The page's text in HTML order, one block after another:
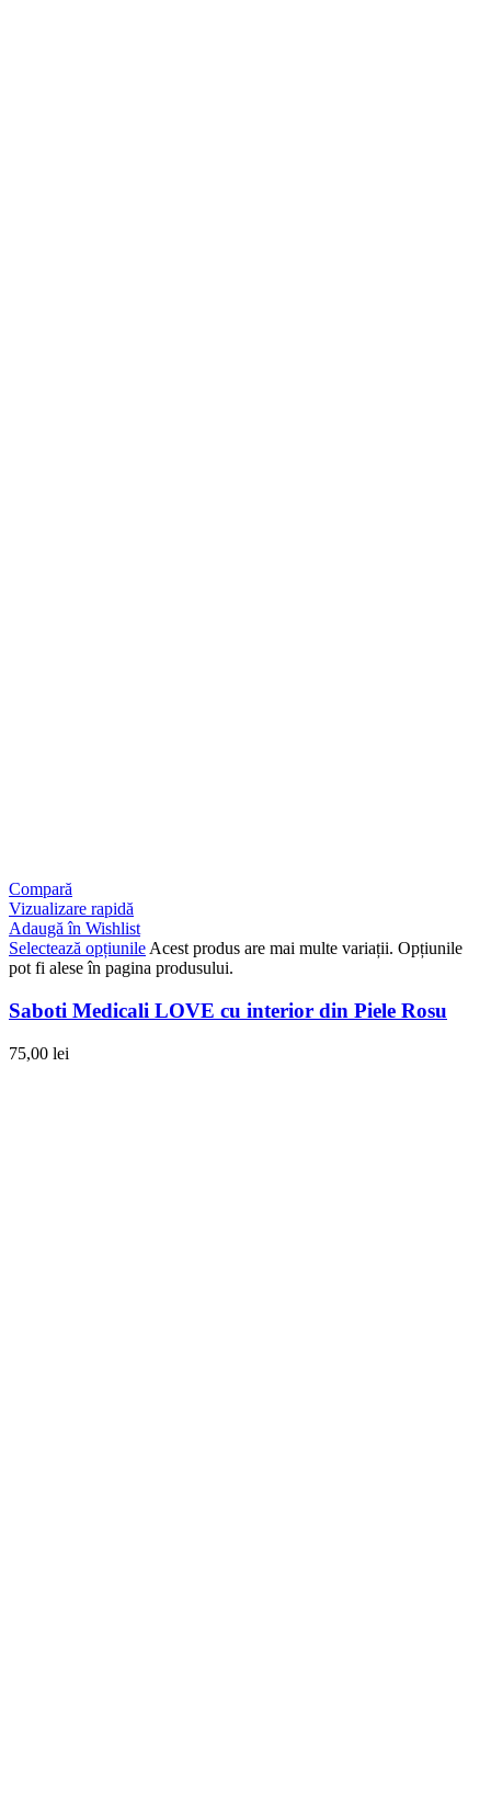
Compară
Vizualizare rapidă
Adaugă în Wishlist
Selectează opțiunile Acest produs are mai multe variații. Opțiunile
pot fi alese în pagina produsului.
Saboti Medicali LOVE cu interior din Piele Rosu
75,00 lei